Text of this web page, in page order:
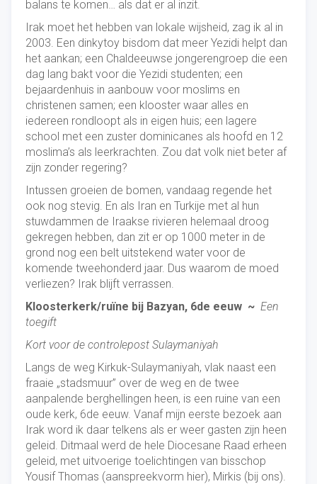
balans te komen… als dat er al inzit.
Irak moet het hebben van lokale wijsheid, zag ik al in
2003. Een dinkytoy bisdom dat meer Yezidi helpt dan
het aankan; een Chaldeeuwse jongerengroep die een
dag lang bakt voor die Yezidi studenten; een
bejaardenhuis in aanbouw voor moslims en
christenen samen; een klooster waar alles en
iedereen rondloopt als in eigen huis; een lagere
school met een zuster dominicanes als hoofd en 12
moslima’s als leerkrachten. Zou dat volk niet beter af
zijn zonder regering?
Intussen groeien de bomen, vandaag regende het
ook nog stevig. En als Iran en Turkije met al hun
stuwdammen de Iraakse rivieren helemaal droog
gekregen hebben, dan zit er op 1000 meter in de
grond nog een belt uitstekend water voor de
komende tweehonderd jaar. Dus waarom de moed
verliezen? Irak blijft verrassen.
Kloosterkerk/ruïne bij Bazyan, 6de eeuw ~ Een
toegift
Kort voor de controlepost Sulaymaniyah
Langs de weg Kirkuk-Sulaymaniyah, vlak naast een
fraaie „stadsmuur” over de weg en de twee
aanpalende berghellingen heen, is een ruine van een
oude kerk, 6de eeuw. Vanaf mijn eerste bezoek aan
Irak word ik daar telkens als er weer gasten zijn heen
geleid. Ditmaal werd de hele Diocesane Raad erheen
geleid, met uitvoerige toelichtingen van bisschop
Yousif Thomas (aanspreekvorm hier), Mirkis (bij ons).